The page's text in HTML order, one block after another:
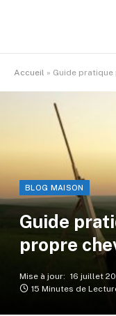
Accueil » Guide
BLOG MAISON
Guide
propre
Mise à jour: 16 juillet
15 Minutes de